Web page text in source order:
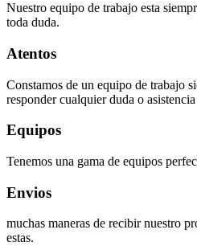
Nuestro equipo de trabajo esta
toda duda.
Atentos
Constamos de un equipo de trabajo
responder cualquier duda o
Equipos
Tenemos una gama de equipos
Envios
muchas maneras de recibir nuestro
estas.